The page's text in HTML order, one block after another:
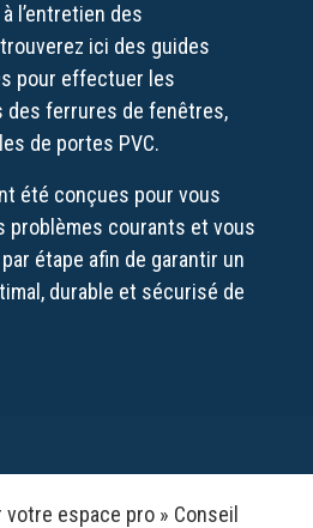
l’entretien des
ici des guides
pour effectuer les
des ferrures de fenêtres,
de portes PVC.
été conçues pour vous
problèmes courants et vous
étape afin de garantir un
durable et sécurisé de
votre espace pro » Conseil